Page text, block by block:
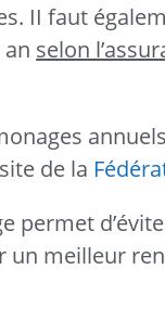
II faut
selon
de la
permet
meilleur